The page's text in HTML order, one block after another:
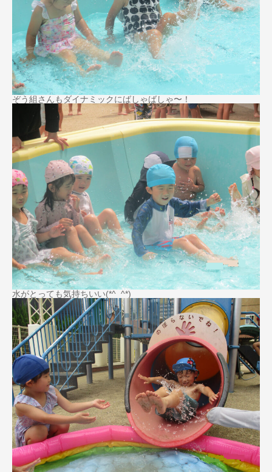
ぞう組さんもダイナミックにばしゃばしゃ〜！
水がとっても気持ちいい(*^_^*)